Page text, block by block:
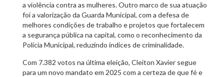
a violência contra as mulheres. Outro marco de sua atuação
foi a valorização da Guarda Municipal, com a defesa de
melhores condições de trabalho e projetos que fortalecem
a segurança pública na capital, como o reconhecimento da
Polícia Municipal, reduzindo índices de criminalidade.
Com 7.382 votos na última eleição, Cleiton Xavier segue
para um novo mandato em 2025 com a certeza de que fé e